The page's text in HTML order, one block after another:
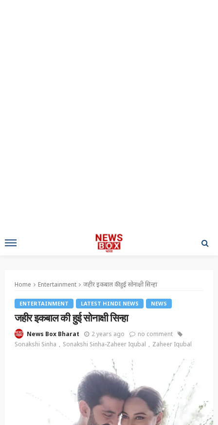
Home Entertainment जहीर इकबाल की हुई सोनाक्षी सिन्हा
ENTERTAINMENT LATEST HINDI NEWS NEWS
जहीर इकबाल की हुई सोनाक्षी सिन्हा
News Box Bharat 2 years ago
no comment
Sonakshi Sinha
Sonakshi Sinha-Zaheer Iqubal Zaheer Iqubal